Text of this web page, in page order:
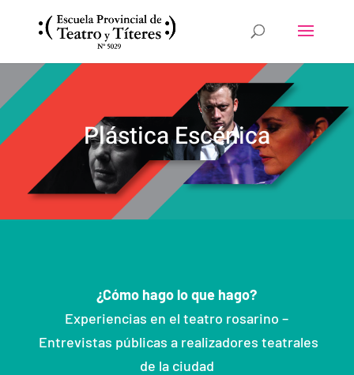
Plástica Escénica
¿Cómo hago lo que hago?
Experiencias en el teatro rosarino –
Entrevistas públicas a realizadores teatrales
de la ciudad